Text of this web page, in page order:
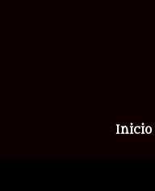
Inicio